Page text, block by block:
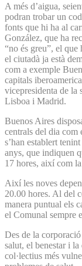
A més d’aigua,
podran trobar un
fonts que hi ha al
González, que ha
“no és greu”, el que
el ciutadà ja està
com a exemple
capitals
vicepresidenta de la
Lisboa i Madrid.
Buenos Aires
centrals del dia com
s’han establert
anys, que indiquen
17 hores, així com
Així les noves
20.00 hores. Al del
manera puntual els
el Comunal sempre
Des de la corporació
salut, el benestar i
col·lectius més